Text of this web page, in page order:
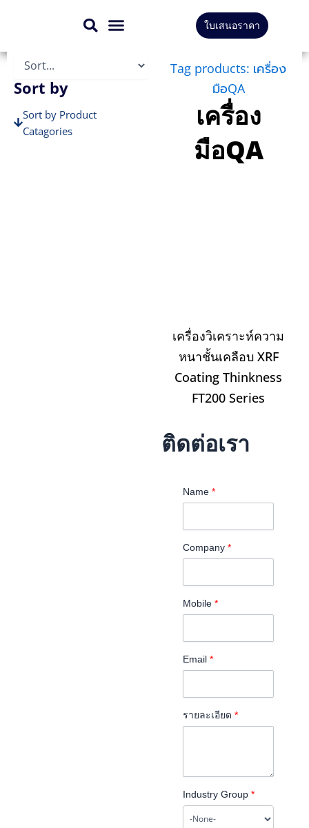
content
ใบเสนอราคา
Sort by
Sort by Product
Catagories
Tag products: เครื่อง
มือQA
เครื่อง
มือQA
เครื่องวิเคราะห์ความ
หนาชั้นเคลือบ XRF
Coating Thinkness
FT200 Series
ติดต่อเรา
Name *
Company *
Mobile *
Email *
รายละเอียด *
Industry Group *